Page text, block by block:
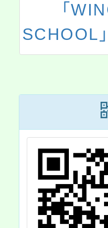
「
SCHOOL
簡介及學
熊本壺溪
期活